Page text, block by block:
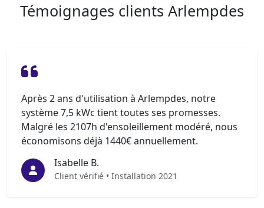
Témoignages clients Arlempdes
Après 2 ans d'utilisation à Arlempdes, notre
système 7,5 kWc tient toutes ses promesses.
Malgré les 2107h d'ensoleillement modéré, nous
économisons déjà 1440€ annuellement.
Isabelle B.
Client vérifié • Installation 2021